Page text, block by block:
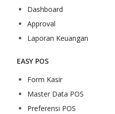
Dashboard
Approval
Laporan Keuangan
EASY POS
Form Kasir
Master Data POS
Preferensi POS